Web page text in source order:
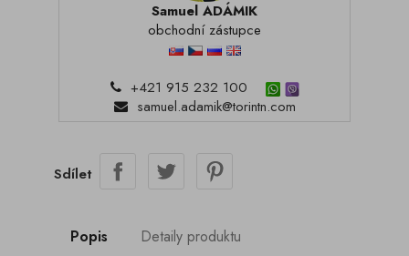
Samuel ADÁMIK
obchodní zástupce
+421 915 232 100
samuel.adamik@torintn.com
Sdílet
Popis Detaily produktu